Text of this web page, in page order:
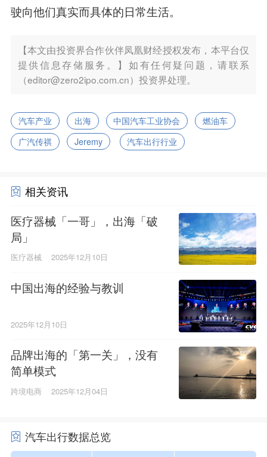
驶向他们真实而具体的日常生活。
【本文由投资界合作伙伴凤凰财经授权发布，本平台仅
提供信息存储服务。】如有任何疑问题，请联系
（editor@zero2ipo.com.cn）投资界处理。
汽车产业 出海 中国汽车工业协会
燃油车
广汽传祺
Jeremy 汽车出行行业
相关资讯
医疗器械「一哥」，出海「破
局」
医疗器械 2025年12月10日
中国出海的经验与教训
2025年12月10日
品牌出海的「第一关」，没有
简单模式
跨境电商 2025年12月04日
汽车出行数据总览